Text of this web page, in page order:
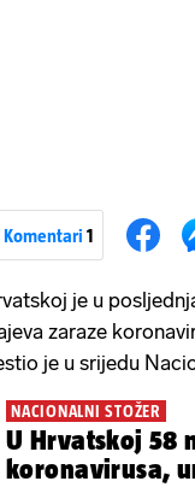
Komentari 1
je u
zaraze
je u srijedu
NACIONALNI STOŽER
U Hrvatskoj 58
koronavirusa,